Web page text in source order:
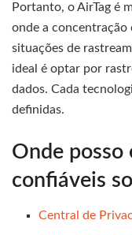
Portanto, o AirTag é
onde a concentração
situações de
ideal é optar por
dados. Cada
definidas.
Onde posso
confiáveis
Central de